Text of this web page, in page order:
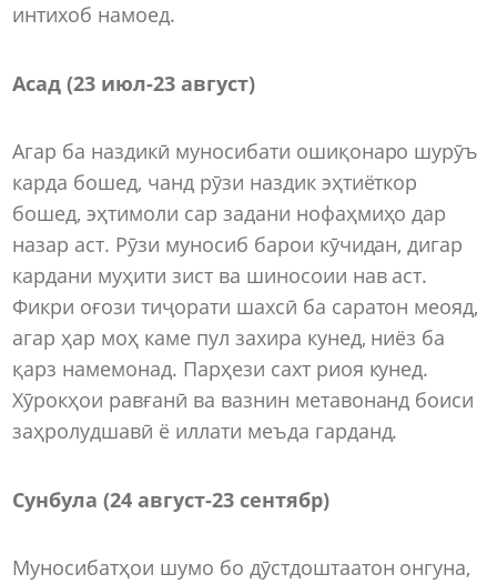
интихоб намоед.
Асад (23 июл-23 август)
Агар ба наздикӣ муносибати ошиқонаро шурӯъ
карда бошед, чанд рӯзи наздик эҳтиёткор
бошед, эҳтимоли сар задани нофаҳмиҳо дар
назар аст. Рӯзи муносиб барои кӯчидан, дигар
кардани муҳити зист ва шиносоии нав аст.
Фикри оғози тиҷорати шахсӣ ба саратон меояд,
агар ҳар моҳ каме пул захира кунед, ниёз ба
қарз намемонад. Парҳези сахт риоя кунед.
Хӯрокҳои равғанӣ ва вазнин метавонанд боиси
заҳролудшавӣ ё иллати меъда гарданд.
Сунбула (24 август-23 сентябр)
Муносибатҳои шумо бо дӯстдоштаатон онгуна,